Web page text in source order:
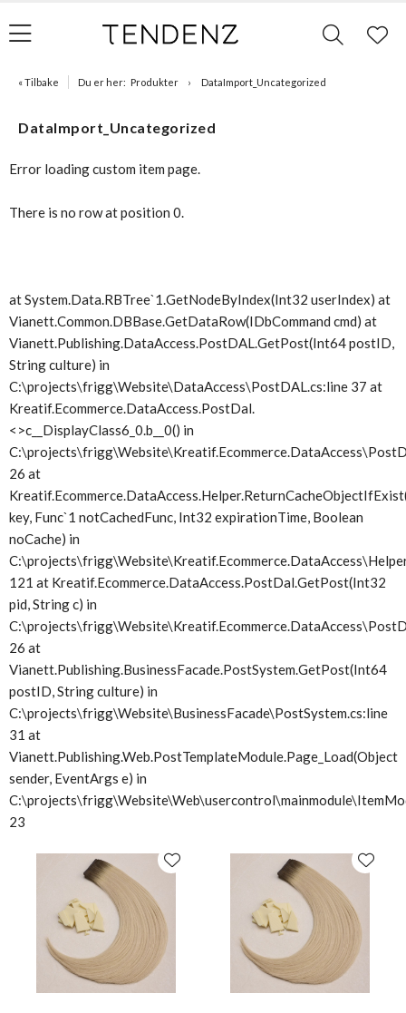
« Tilbake Du er her: Produkter DataImport_Uncategorized
DataImport_Uncategorized
Error loading custom item page.
There is no row at position 0.
at System.Data.RBTree`1.GetNodeByIndex(Int32 userIndex) at
Vianett.Common.DBBase.GetDataRow(IDbCommand cmd) at
Vianett.Publishing.DataAccess.PostDAL.GetPost(Int64 postID,
String culture) in
C:\projects\frigg\Website\DataAccess\PostDAL.cs:line 37 at
Kreatif.Ecommerce.DataAccess.PostDal.
<>c__DisplayClass6_0.b__0() in
26 at
key, Func`1 notCachedFunc, Int32 expirationTime, Boolean
noCache) in
121 at Kreatif.Ecommerce.DataAccess.PostDal.GetPost(Int32
pid, String c) in
26 at
Vianett.Publishing.BusinessFacade.PostSystem.GetPost(Int64
postID, String culture) in
C:\projects\frigg\Website\BusinessFacade\PostSystem.cs:line
31 at
Vianett.Publishing.Web.PostTemplateModule.Page_Load(Object
sender, EventArgs e) in
23